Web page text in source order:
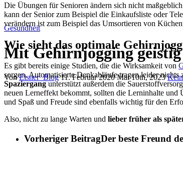
Gesundheit
Mit Gehirnjogging
VonElsner_Blog 11. Februar 2020 Mai 10th, 2023
Die Übungen für Senioren ändern sich nicht
kann der Senior zum Beispiel die Einkaufsliste oder
verändern ist zum Beispiel das Umsortieren von
Wie sieht das optimale
Es gibt bereits einige Studien, die die Wirksamkeit von
sorgen. Automatisierte Denkabläufe tragen leider
Spaziergangunterstützt außerdem die
neuen Lerneffekt bekommt, sollten die Lerninhalte
und Spaß und Freude sind ebenfalls wichtig für den
Also, nicht zu lange Warten und lieber früher als
Vorheriger BeitragDer beste Freund